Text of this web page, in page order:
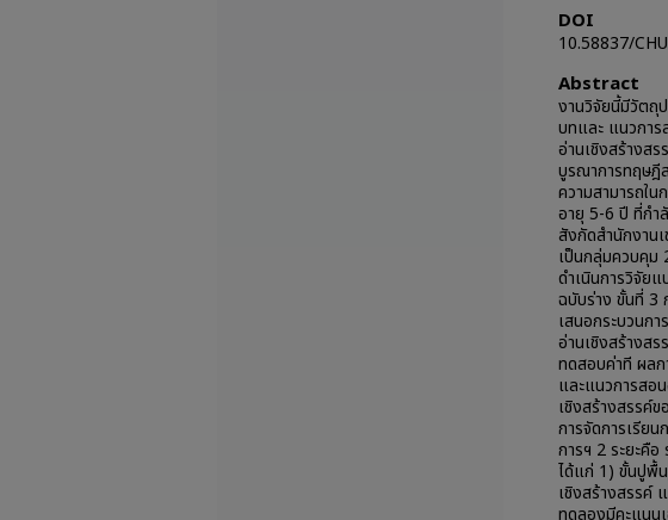
DOI
10.58837/
Abstract
งานวิจัยนี้มีวัตถุ
บทและ แนวการ
อ่านเชิงสร้างส
บูรณาการทฤษฎี
ความสามารถใ
อายุ 5-6 ปี ที่กำ
สังกัดสำนักงาน
เป็นกลุ่มควบคุม
ดำเนินการวิจัย
ฉบับร่าง ขั้นที่ 3
เสนอกระบวนก
อ่านเชิงสร้างสร
ทดสอบค่าที ผลก
และแนวการสอ
เชิงสร้างสรรค์
การจัดการเรีย
การฯ 2 ระยะคื
ได้แก่ 1) ขั้นปูพื้น
เชิงสร้างสรรค์
ทดลองมีคะแนน